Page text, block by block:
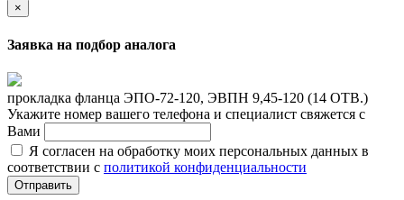
×
Заявка на подбор аналога
прокладка фланца ЭПО-72-120, ЭВПН 9,45-120 (14 ОТВ.)
Укажите номер вашего телефона и специалист свяжется с
Вами
Я согласен на обработку моих персональных данных в
соответствии с политикой конфиденциальности
Отправить